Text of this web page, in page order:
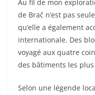
Au fil de mon
de Brač n’est pas
qu’elle a également
internationale. Des
voyagé aux quatre
des bâtiments les
Selon une légende